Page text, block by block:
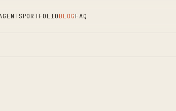
PORTFOLIOBLOGFAQ